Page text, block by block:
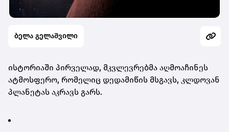
ბელა გელაშვილი
ის­ტო­რი­ა­ში პირ­ვე­ლად, მკვლევ­რებ­მა აღ­მო­ა­ჩი­ნეს
ატ­მოს­ფე­რო, რო­მე­ლიც დე­და­მი­წის მსგავს, კლდო­ვან
პლა­ნე­ტას აკ­რავს გარს.